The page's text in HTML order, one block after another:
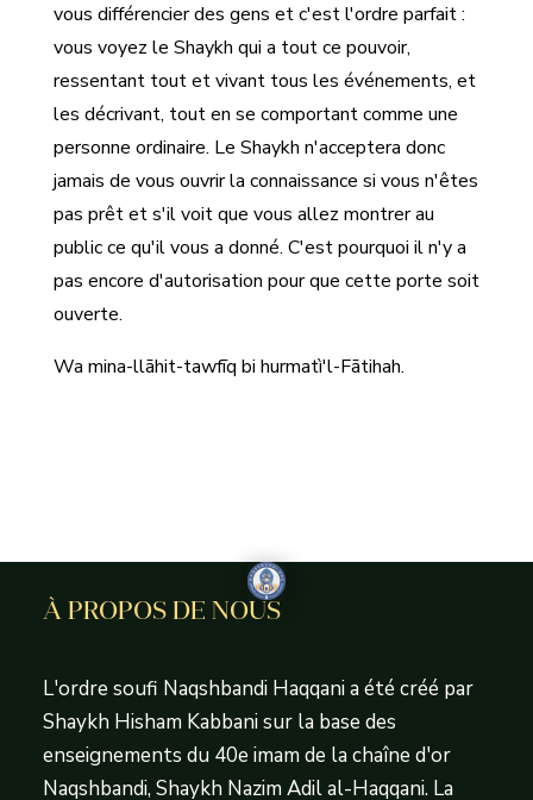
vous différencier des gens et c'est l'ordre parfait :
vous voyez le Shaykh qui a tout ce pouvoir,
ressentant tout et vivant tous les événements, et
les décrivant, tout en se comportant comme une
personne ordinaire. Le Shaykh n'acceptera donc
jamais de vous ouvrir la connaissance si vous n'êtes
pas prêt et s'il voit que vous allez montrer au
public ce qu'il vous a donné. C'est pourquoi il n'y a
pas encore d'autorisation pour que cette porte soit
ouverte.
Wa mina-llāhit-tawfīq bi hurmatì'l-Fātihah.
À PROPOS DE NOUS
L'ordre soufi Naqshbandi Haqqani a été créé par
Shaykh Hisham Kabbani sur la base des
enseignements du 40e imam de la chaîne d'or
Naqshbandi, Shaykh Nazim Adil al-Haqqani. La